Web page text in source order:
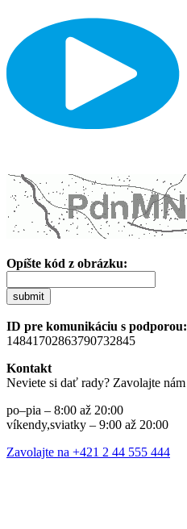
Opíšte kód z obrázku:
submit
ID pre komunikáciu s podporou:
14841702863790732845
Kontakt
Neviete si dať rady? Zavolajte nám
po–pia – 8:00 až 20:00
víkendy,sviatky – 9:00 až 20:00
Zavolajte na +421 2 44 555 444